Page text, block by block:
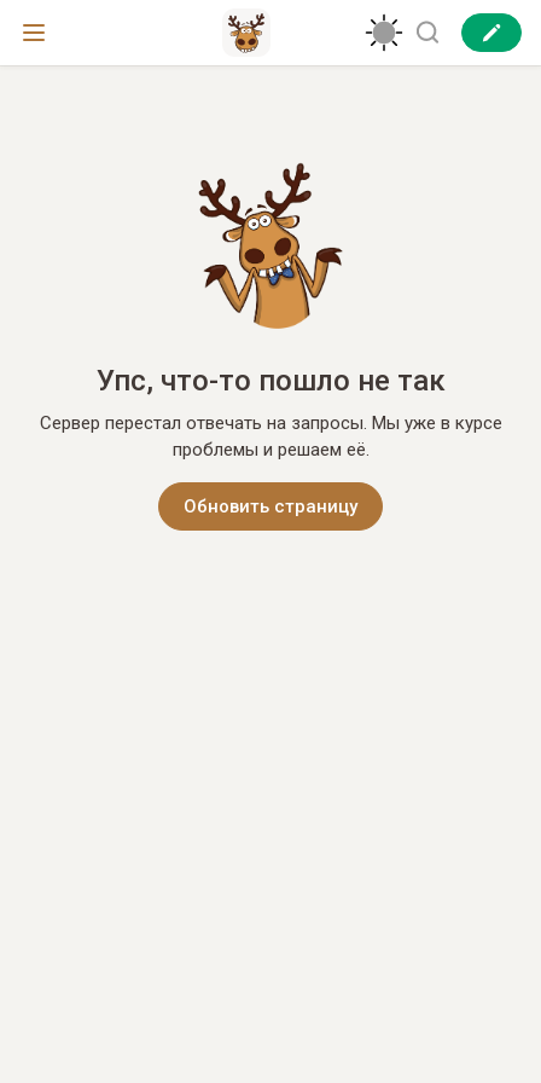
Упс, что-то пошло не так
Сервер перестал отвечать на запросы. Мы уже в курсе
проблемы и решаем её.
Обновить страницу